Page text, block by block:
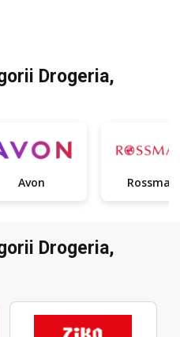
Drogeria,
Avon
Drogeria,